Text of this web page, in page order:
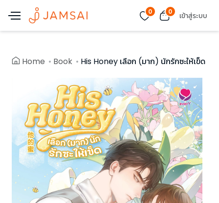
0 0 เข้าสู่ระบบ
Home Book His Honey เลือก (มาก) นักรักซะให้เข็ด